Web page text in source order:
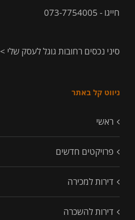
חייגו - 073-7754005
סיני נכסים רחובות גוגל לעסק שלי >
ניווט קל באתר
ראשי
פרויקטים חדשים
דירות למכירה
דירות להשכרה